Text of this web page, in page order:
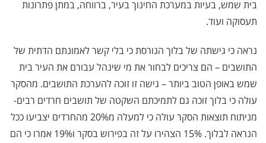
בית שמש, בעיות במערכת החינוך בעיר, ברווחה, במתן פתרונות
תעסוקה ועוד.
נראה כי גישתה של בלוך הגורסת כי בלי קשר לאמונתם הדתית של
התושבים – הם צריכים לבחור את מי שינהל עבורם את העיר בית
שמש באופן הטוב ביותר – גישה זו זוכה להערכת התושבים. מהסקר
עולה כי בלוך זוכה גם לתמיכתם השקטה של תושבים חרדים רבים-
מניתוח תוצאות הסקר עולה כי למעלה מ20% מהחרדים יצביעו ככל
הנראה לבלוך. 15% הצהירו על זה בפירוש בסקר ו19% אמרו כי הם